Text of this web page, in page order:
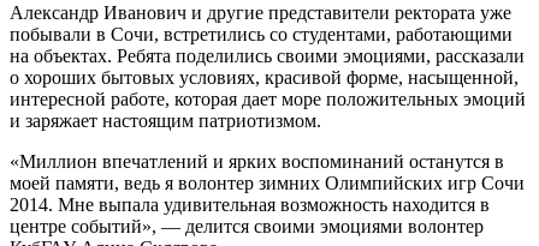
Александр Иванович и другие представители ректората уже
побывали в Сочи, встретились со студентами, работающими
на объектах. Ребята поделились своими эмоциями, рассказали
о хороших бытовых условиях, красивой форме, насыщенной,
интересной работе, которая дает море положительных эмоций
и заряжает настоящим патриотизмом.
«Миллион впечатлений и ярких воспоминаний останутся в
моей памяти, ведь я волонтер зимних Олимпийских игр Сочи
2014. Мне выпала удивительная возможность находится в
центре событий», — делится своими эмоциями волонтер